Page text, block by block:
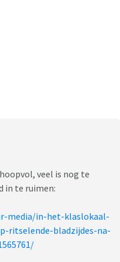
veel is nog te
in te ruimen:
media/in-het-klaslokaal-
ritselende-bladzijdes-na-